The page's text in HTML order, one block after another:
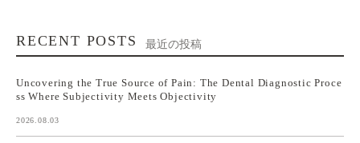
RECENT POSTS 最近の投稿
Uncovering the True Source of Pain: The Dental Diagnostic Proce
ss Where Subjectivity Meets Objectivity
2026.08.03